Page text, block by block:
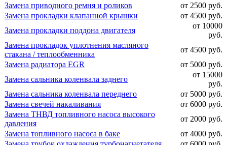
Замена приводного ремня и роликов
от 2500 руб.
Замена прокладки клапанной крышки
от 4500 руб.
Замена прокладки поддона двигателя
от 10000
руб.
Замена прокладок уплотнения масляного
стакана / теплообменника
от 4500 руб.
Замена радиатора EGR
от 5000 руб.
Замена сальника коленвала заднего
от 15000
руб.
Замена сальника коленвала переднего
от 5000 руб.
Замена свечей накаливания
от 6000 руб.
Замена ТНВД топливного насоса высокого
давления
от 2000 руб.
Замена топливного насоса в баке
от 4000 руб.